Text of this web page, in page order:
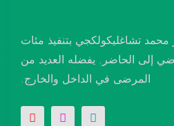
محمد تشاغليكولكجي بتنفيذ مئات
إلى الحاضر. يفضله العديد من
المرضى في الداخل والخارج.